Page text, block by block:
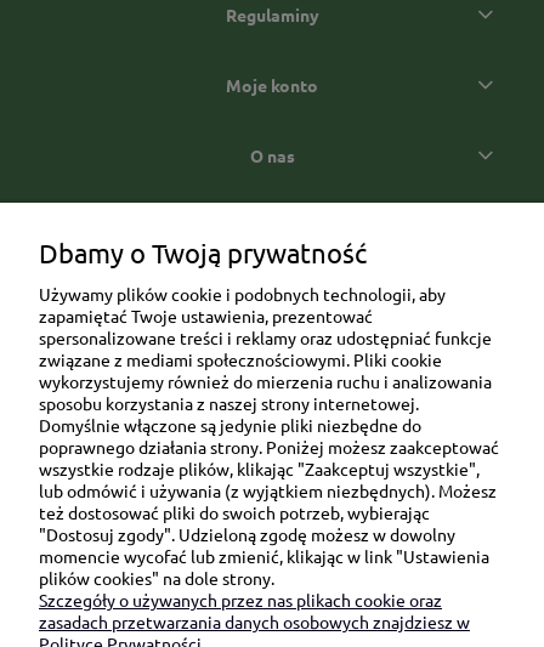
Regulaminy
Moje konto
O nas
Ul. Brukowa 6/8 lok. 57/58
91-341 Łódź
NIP: 6751510615
SKONTAKTUJ SIĘ Z NAMI:
sklep@be-happygifts.com
+48 690 172 872
Dbamy o Twoją prywatność
Używamy plików cookie i podobnych technologii, aby
zapamiętać Twoje ustawienia, prezentować
spersonalizowane treści i reklamy oraz udostępniać funkcje
związane z mediami społecznościowymi. Pliki cookie
wykorzystujemy również do mierzenia ruchu i analizowania
sposobu korzystania z naszej strony internetowej.
Domyślnie włączone są jedynie pliki niezbędne do
poprawnego działania strony. Poniżej możesz zaakceptować
wszystkie rodzaje plików, klikając "Zaakceptuj wszystkie",
lub odmówić i używania (z wyjątkiem niezbędnych). Możesz
też dostosować pliki do swoich potrzeb, wybierając
"Dostosuj zgody". Udzieloną zgodę możesz w dowolny
momencie wycofać lub zmienić, klikając w link "Ustawienia
plików cookies" na dole strony.
Szczegóły o używanych przez nas plikach cookie oraz
zasadach przetwarzania danych osobowych znajdziesz w